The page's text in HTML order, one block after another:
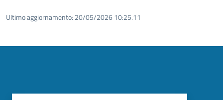
Ultimo aggiornamento: 20/05/2026 10:25.11